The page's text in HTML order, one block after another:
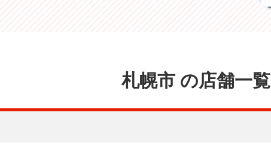
札幌市 の店舗一覧